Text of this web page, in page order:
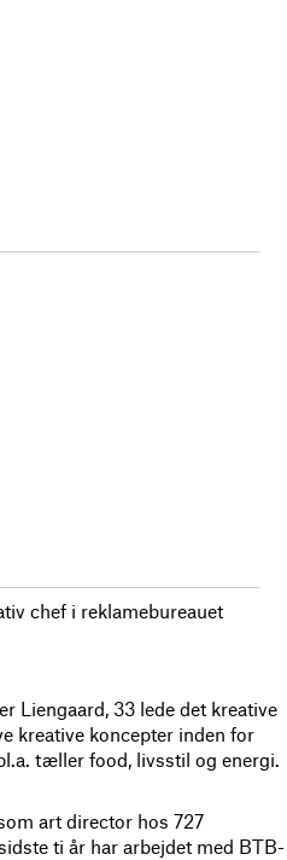
chef i reklamebureauet
Liengaard, 33 lede det kreative
kreative koncepter inden for
tæller food, livsstil og energi.
art director hos 727
ti år har arbejdet med BTB-